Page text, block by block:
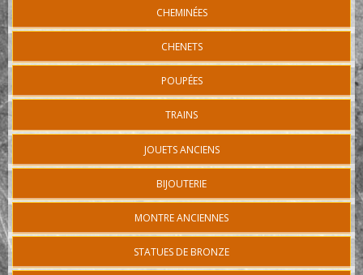
CHEMINÉES
CHENETS
POUPÉES
TRAINS
JOUETS ANCIENS
BIJOUTERIE
MONTRE ANCIENNES
STATUES DE BRONZE